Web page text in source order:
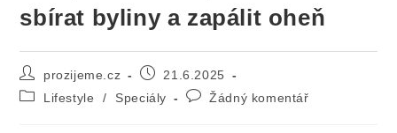
sbírat byliny a zapálit oheň
Autor
příspěvku
prozijeme.cz
Příspěvek
publikován
21.6.2025
RubrikyLifestyle / Speciály
Komentáře
Žádný komentář